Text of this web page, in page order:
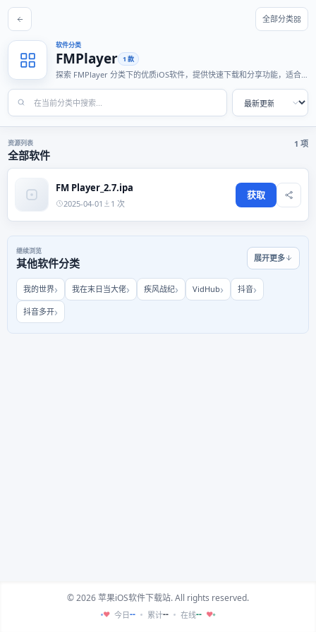
全部分类
软件分类
FMPlayer 1 款
探索 FMPlayer 分类下的优质iOS软件，提供快速下载和分享功能，适合
资源列表
全部软件
1 项
FM Player_2.7.ipa
2025-04-01 1 次
获取
继续浏览
其他软件分类 展开更多
我的世界 我在末日当大佬 疾风战纪 VidHub 抖音
抖音多开
© 2026 苹果iOS软件下载站. All rights reserved.
♥ 今日-- 累计-- 在线-- ♥